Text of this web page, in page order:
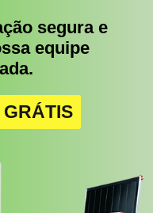
segura e
equipe